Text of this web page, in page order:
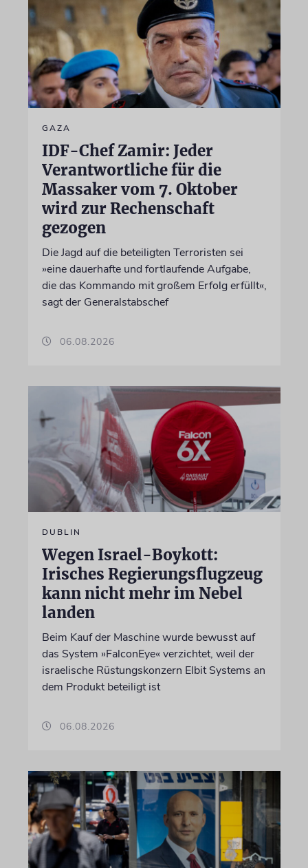
GAZA
IDF-Chef Zamir: Jeder
Verantwortliche für die
Massaker vom 7. Oktober
wird zur Rechenschaft
gezogen
Die Jagd auf die beteiligten Terroristen sei
»eine dauerhafte und fortlaufende Aufgabe,
die das Kommando mit großem Erfolg erfüllt«,
sagt der Generalstabschef
06.08.2026
DUBLIN
Wegen Israel-Boykott:
Irisches Regierungsflugzeug
kann nicht mehr im Nebel
landen
Beim Kauf der Maschine wurde bewusst auf
das System »FalconEye« verzichtet, weil der
israelische Rüstungskonzern Elbit Systems an
dem Produkt beteiligt ist
06.08.2026